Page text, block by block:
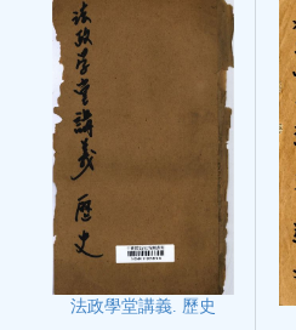
法政學堂講義. 歷史